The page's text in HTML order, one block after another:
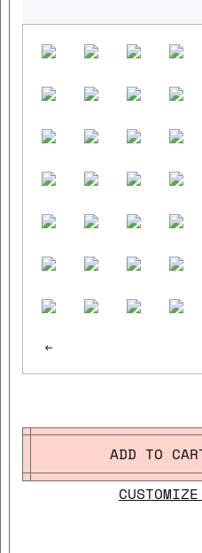
<-
ADD TO